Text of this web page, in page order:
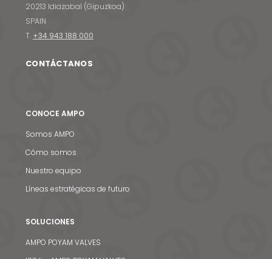
20213 Idiazabal (Gipuzkoa)
SPAIN
T. +34 943 188 000
CONTÁCTANOS
CONOCE AMPO
Somos AMPO
Cómo somos
Nuestro equipo
Líneas estratégicas de futuro
SOLUCIONES
AMPO POYAM VALVES